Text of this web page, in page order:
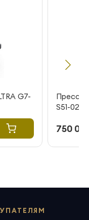
G7-
Пресс-
S51-02
750